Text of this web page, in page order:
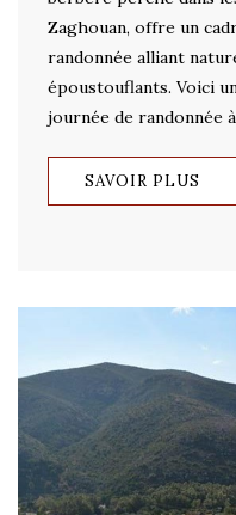
Zaghouan, offre un
randonnée alliant
époustouflants. Voici
journée de randonnée
SAVOIR PLUS